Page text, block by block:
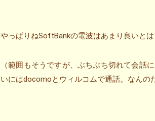
やっぱりねSoftBankの電波はあまり良いとは
（範囲もそうですが、ぶちぶち切れて会話
いにはdocomoとウィルコムで通話。なんの